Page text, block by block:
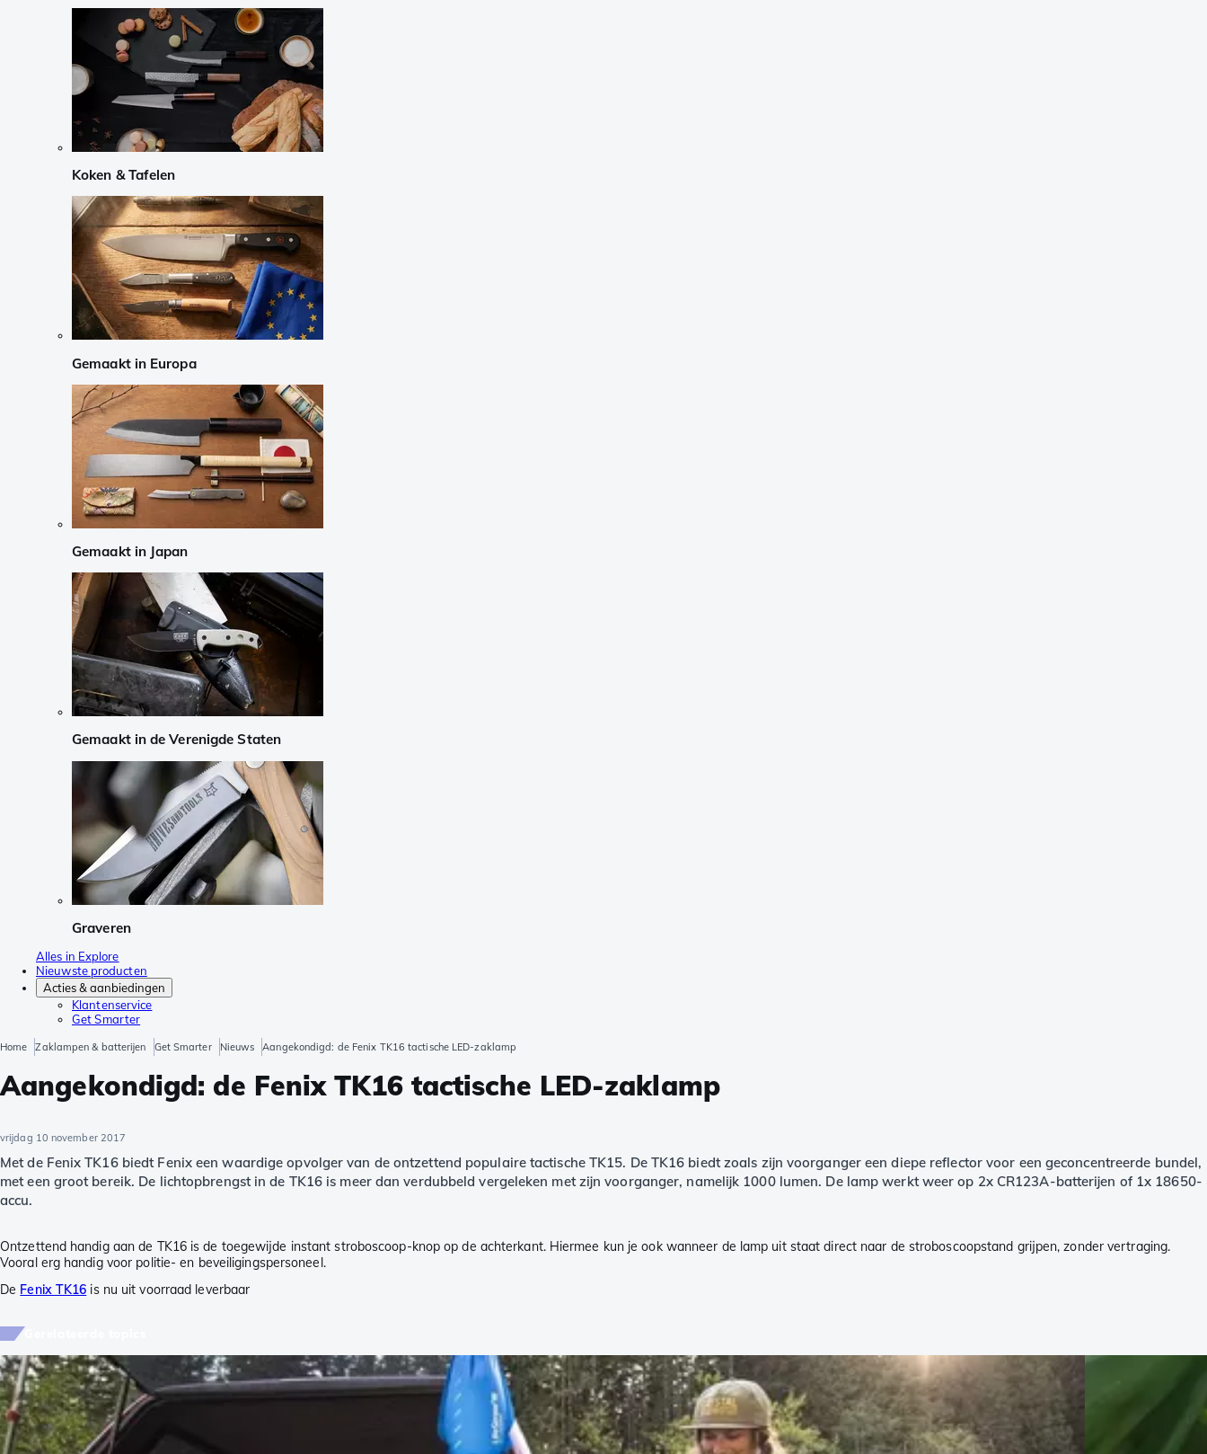
Koken & Tafelen
Gemaakt in Europa
Gemaakt in Japan
Gemaakt in de Verenigde Staten
Graveren
Alles in Explore
Nieuwste producten
Acties & aanbiedingen
Klantenservice
Get Smarter
Home Zaklampen & batterijen Get Smarter Nieuws Aangekondigd: de Fenix TK16 tactische LED-zaklamp
Aangekondigd: de Fenix TK16 tactische LED-zaklamp
vrijdag 10 november 2017
Met de Fenix TK16 biedt Fenix een waardige opvolger van de ontzettend populaire tactische TK15. De TK16 biedt zoals zijn voorganger een diepe reflector voor een geconcentreerde bundel,
met een groot bereik. De lichtopbrengst in de TK16 is meer dan verdubbeld vergeleken met zijn voorganger, namelijk 1000 lumen. De lamp werkt weer op 2x CR123A-batterijen of 1x 18650-
accu.
Ontzettend handig aan de TK16 is de toegewijde instant stroboscoop-knop op de achterkant. Hiermee kun je ook wanneer de lamp uit staat direct naar de stroboscoopstand grijpen, zonder vertraging.
Vooral erg handig voor politie- en beveiligingspersoneel.
De Fenix TK16 is nu uit voorraad leverbaar